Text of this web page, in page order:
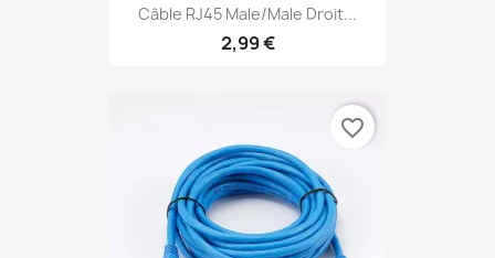
Câble RJ45 Male/Male Droit...
2,99 €
favorite_border